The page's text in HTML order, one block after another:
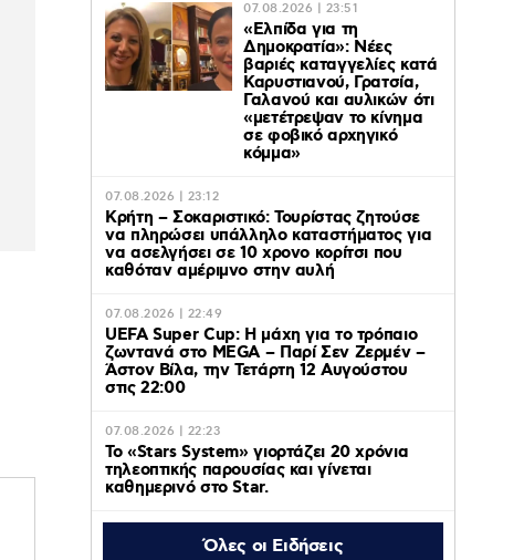
07.08.2026 | 23:51
«Ελπίδα για τη
Δημοκρατία»: Νέες
βαριές καταγγελίες κατά
Καρυστιανού, Γρατσία,
Γαλανού και αυλικών ότι
«μετέτρεψαν το κίνημα
σε φοβικό αρχηγικό
κόμμα»
07.08.2026 | 23:12
Κρήτη – Σοκαριστικό: Τουρίστας ζητούσε
να πληρώσει υπάλληλο καταστήματος για
να ασελγήσει σε 10 χρονο κορίτσι που
καθόταν αμέριμνο στην αυλή
07.08.2026 | 22:49
UEFA Super Cup: Η μάχη για το τρόπαιο
ζωντανά στο MEGA – Παρί Σεν Ζερμέν –
Άστον Βίλα, την Τετάρτη 12 Αυγούστου
στις 22:00
07.08.2026 | 22:23
Το «Stars System» γιορτάζει 20 χρόνια
τηλεοπτικής παρουσίας και γίνεται
καθημερινό στο Star.
Όλες οι Ειδήσεις